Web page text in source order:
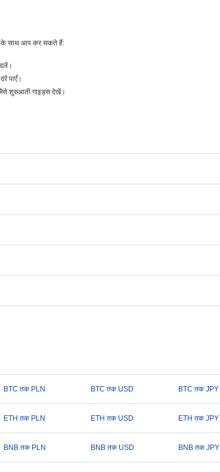
के साथ आप कर सकते हैं:
पाएँ।
शुरुआती गाइड्स देखें।
BTC तक PLN BTC तक USD BTC तक JPY
ETH तक PLN ETH तक USD ETH तक JPY
BNB तक PLN BNB तक USD BNB तक JPY